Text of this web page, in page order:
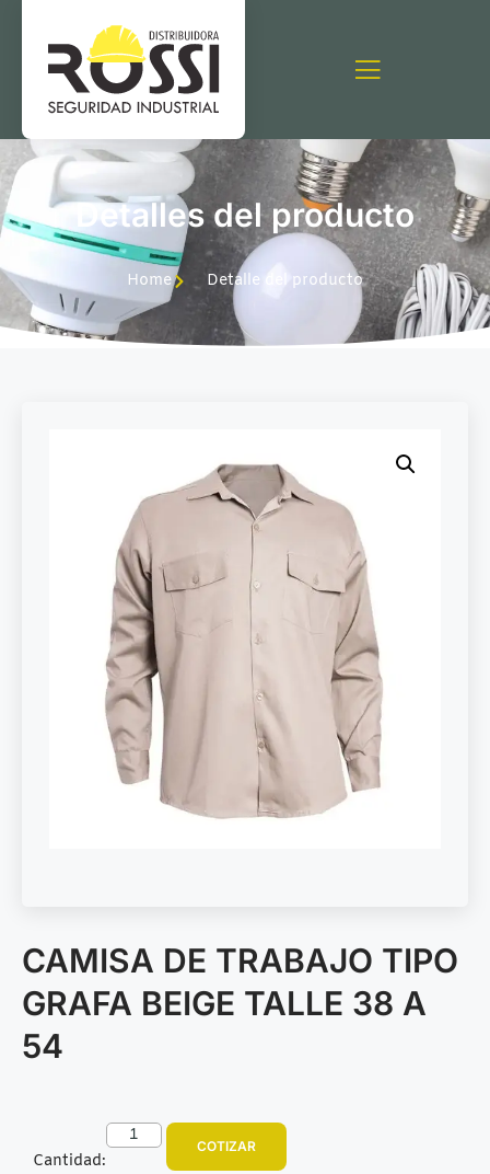
Detalles del producto
Home Detalle del producto
CAMISA DE TRABAJO TIPO
GRAFA BEIGE TALLE 38 A
54
Cantidad:
COTIZAR